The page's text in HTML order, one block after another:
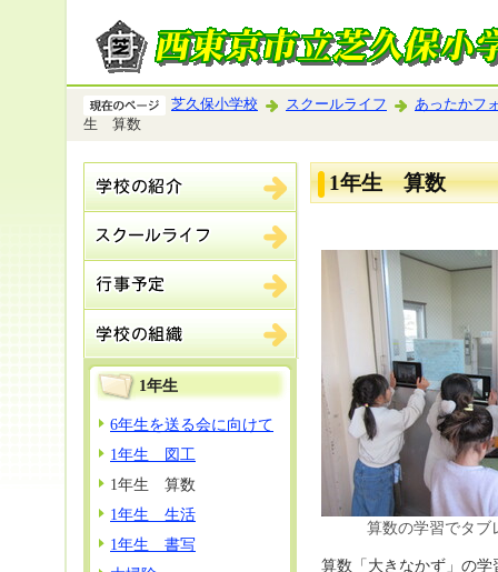
芝久保小学校 スクールライフ
あったかフ
生 算数
1年生
6年生を送る会に向けて
1年生 図工
1年生 算数
1年生 生活
1年生 書写
1年生 算数
算数の学習でタブ
算数「大きなかず」の